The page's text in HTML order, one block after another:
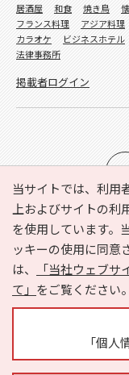
当サイトでは、利用
上およびサイトの利
を使用しています。
ッキーの使用に同意
は、
「当社ウェブ
て」 をご覧ください。
「個
e-NAVITA（イーナ
利用規約
個人
サイトマップ
居酒屋 和食 焼き鳥
フランス料理
アジア料理
カラオケ
ビジネスホテル
法律事務所
掲載者ログイン